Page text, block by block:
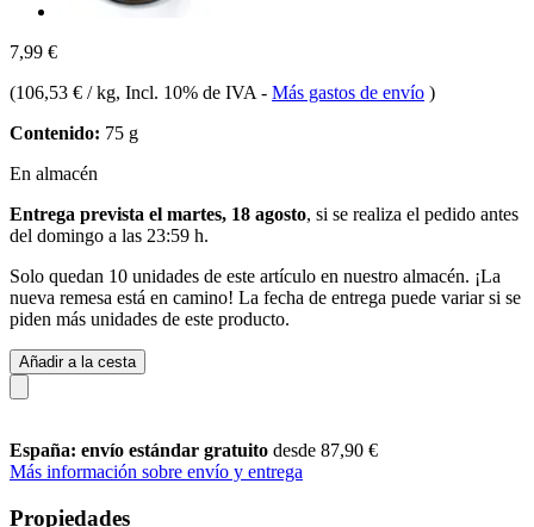
7,99 €
(106,53 € / kg, Incl. 10% de IVA - Más gastos de envío )
Contenido: 75 g
En almacén
Entrega prevista el martes, 18 agosto, si se realiza el pedido antes
del domingo a las 23:59 h.
Solo quedan 10 unidades de este artículo en nuestro almacén. ¡La
nueva remesa está en camino! La fecha de entrega puede variar si se
piden más unidades de este producto.
Añadir a la cesta
España: envío estándar gratuito desde 87,90 €
Más información sobre envío y entrega
Propiedades